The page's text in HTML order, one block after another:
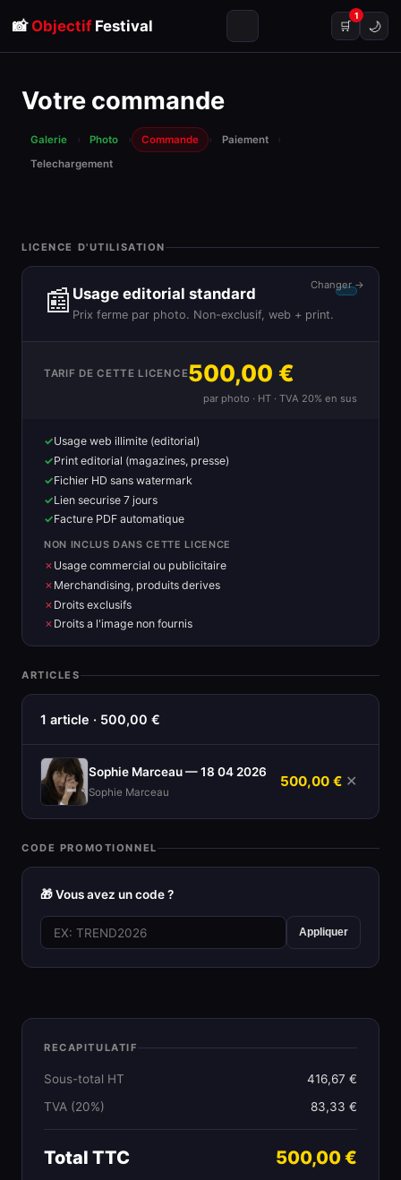
📸 ObjectifFestival 🛒
1
🌙
Votre commande
Galerie › Photo › Commande › Paiement
›
Telechargement
LICENCE D'UTILISATION
📰 Usage editorial standard
Prix ferme par photo. Non-exclusif, web + print.
Changer →
TARIF DE CETTE LICENCE500,00 €
par photo · HT · TVA 20% en sus
Usage web illimite (editorial)
Print editorial (magazines, presse)
Fichier HD sans watermark
Lien securise 7 jours
Facture PDF automatique
NON INCLUS DANS CETTE LICENCE
Usage commercial ou publicitaire
Merchandising, produits derives
Droits exclusifs
Droits a l'image non fournis
ARTICLES
1 article · 500,00 €
Sophie Marceau — 18 04 2026
Sophie Marceau
500,00 € ✕
CODE PROMOTIONNEL
🎁 Vous avez un code ?
Appliquer
RECAPITULATIF
Sous-total HT
416,67 €
TVA (20%)
83,33 €
Total TTC 500,00 €